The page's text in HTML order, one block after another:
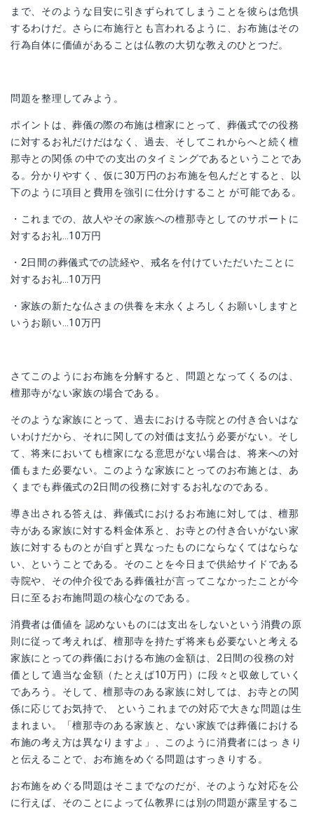
まで、そのような目安に引きずられてしまうことを彼らは危惧
するわけだ。さらに布施行とも言われるように、お布施はその
行為自体に価値があることは仏教の大切な教えのひとつだ。
問題を整理してみよう。
ポイントは、葬儀の際の布施は檀家にとって、葬儀式での役務
に対するお礼だけだはなく、過去、そしてこれからへと続く檀
那寺との関係 の中での支出のタイミングであるということであ
る。分かりやすく、仮に30万円のお布施を包んだとすると、以
下のように項目と費用を強引に仕分けすること が可能である。
・これまでの、故人やその家族への檀那寺としてのサポートに
対するお礼…10万円
・2日間の葬儀式での読経や、戒名を付けていただいたことに
対するお礼…10万円
・家族の新たな仏さまの供養を末永くよろしくお願いしますと
いうお願い…10万円
さてこのようにお布施を分解すると、問題となってくるのは、
檀那寺がない家族の場合である。
そのような家族にとって、過去における寺院との付き合いはな
いわけだから、それに関しての対価は支払う必要がない。そし
て、将来においても檀家になる意思がない場合は、将来への対
価もまた必要ない。このような家族にとってのお布施とは、あ
くまでも葬儀式の2日間の役務に対するお礼なのである。
導き出される答えは、葬儀式におけるお布施に対しては、檀那
寺がある家族に対する料金体系と、お寺との付き合いがない家
族に対するものとが自ずと異なったものにならなくてはならな
い、ということである。そのことを今日まで供給サイドである
寺院や、その仲介役である葬儀社が言ってこなかったことが今
日に至るお布施問題の核心なのである。
消費者は価値を 認めないものには支出をしないという消費の原
則に従って考えれば、檀那寺を持たず将来も必要ないと考える
家族にとっての葬儀における布施の金額は、2日間の役務の対
価として適当な金額（たとえば10万円）に段々と収斂していく
であろう。そして、檀那寺のある家族に対しては、お寺との関
係に応じてお気持で、 というこれまでの対応で大きな問題は生
まれまい。「檀那寺のある家族と、ない家族では葬儀における
布施の考え方は異なりますよ」、このように消費者にはっ きり
と伝えることで、お布施をめぐる問題はすっきりする。
お布施をめぐる問題はそこまでなのだが、そのような対応を公
に行えば、そのことによって仏教界には別の問題が露呈するこ